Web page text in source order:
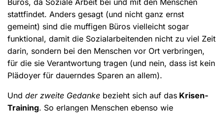
stattfindet. Anders gesagt (und nicht ganz ernst
gemeint) sind die muffigen Büros vielleicht sogar
funktional, damit die Sozialarbeitenden nicht zu viel Zeit
darin, sondern bei den Menschen vor Ort verbringen,
für die sie Verantwortung tragen (und nein, dass ist kein
Plädoyer für dauerndes Sparen an allem).
Und der zweite Gedanke bezieht sich auf das Krisen-
Training. So erlangen Menschen ebenso wie